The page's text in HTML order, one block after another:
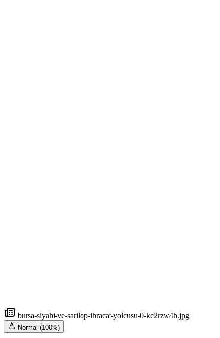
bursa-siyahi-ve-sarilop-ihracat-yolcusu-0-kc2rzw4h.jpg
Normal (100%)